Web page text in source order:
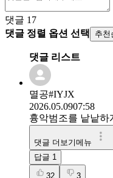
댓글 17
댓글 정렬 옵션 선택
추천
댓글 리스트
멸공#IYJX
2026.05.0907:58
흉악범조를 낱낱
댓글 더보기메뉴
답글 1
32 3